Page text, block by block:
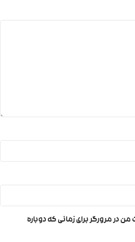
در مرورگر برای زمانی که دوباره